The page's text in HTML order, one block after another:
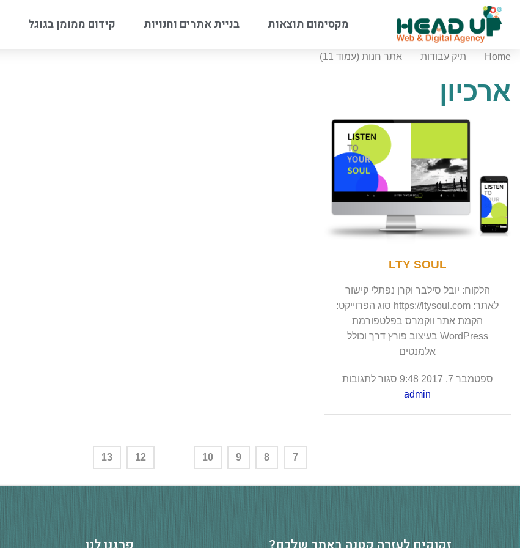
מקסימום תוצאות בניית אתרים וחנויות קידום ממומן בגוגל
Home תיק עבודות אתר חנות (עמוד 11)
ארכיון
LTY SOUL
הלקוח: יובל סילבר וקרן נפתלי קישור
לאתר: https://ltysoul.com סוג הפרוייקט:
הקמת אתר ווקמרס בפלטפורמת
WordPress בעיצוב פורץ דרך וכולל
אלמנטים
ספטמבר 7, 2017 9:48 סגור לתגובות
admin
7
8
9
10
12
13